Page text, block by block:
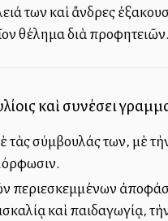
των καὶ ἄνδρες
θέλημα διὰ προφητειῶν.
καὶ συνέσει
τὰς σύμβουλάς των, μὲ
περιεσκεμμένων
καὶ παιδαγωγίᾳ,